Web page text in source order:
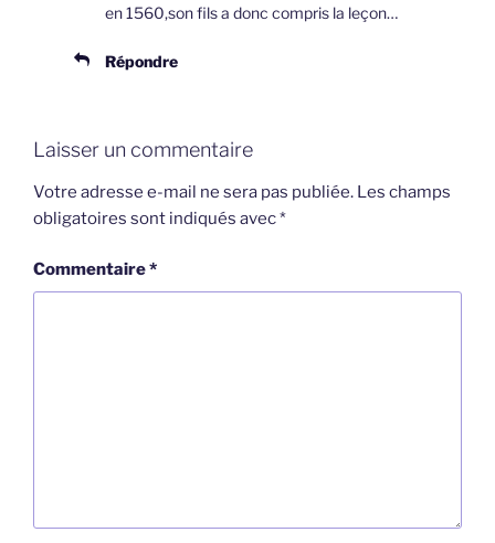
en 1560,son fils a donc compris la leçon…
Répondre
Laisser un commentaire
Votre adresse e-mail ne sera pas publiée. Les champs
obligatoires sont indiqués avec*
Commentaire*